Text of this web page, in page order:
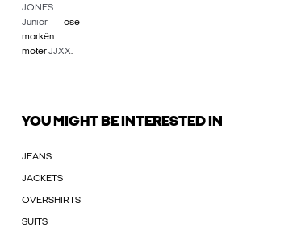
JONES
Junior ose
markën
motërJJXX.
YOU MIGHT BE INTERESTED IN
JEANS
JACKETS
OVERSHIRTS
SUITS